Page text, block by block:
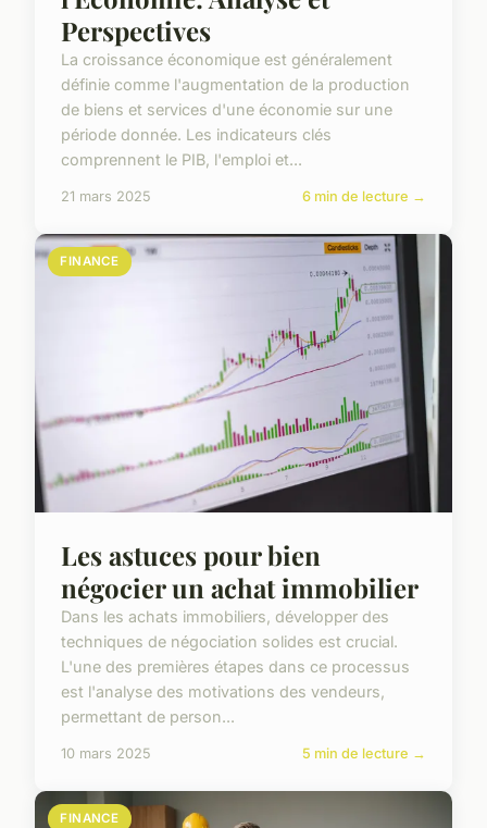
Perspectives
La croissance économique est généralement
définie comme l'augmentation de la production
de biens et services d'une économie sur une
période donnée. Les indicateurs clés
comprennent le PIB, l'emploi et...
21 mars 2025 6 min de lecture →
FINANCE
Les astuces pour bien
négocier un achat immobilier
Dans les achats immobiliers, développer des
techniques de négociation solides est crucial.
L'une des premières étapes dans ce processus
est l'analyse des motivations des vendeurs,
permettant de person...
10 mars 2025 5 min de lecture →
FINANCE